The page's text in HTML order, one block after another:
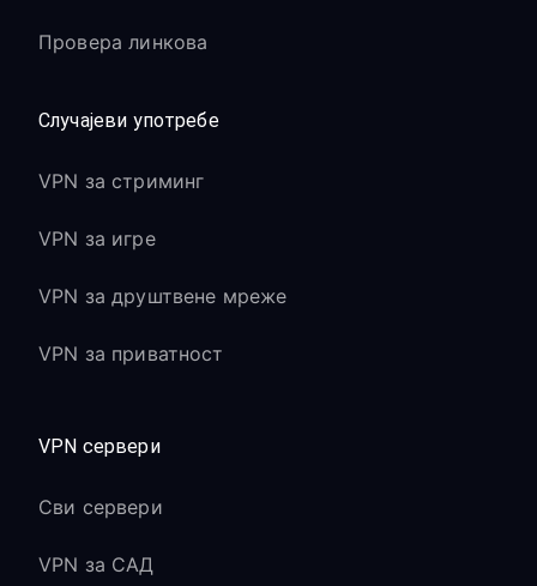
Провера линкова
Случајеви употребе
VPN за стриминг
VPN за игре
VPN за друштвене мреже
VPN за приватност
VPN сервери
Сви сервери
VPN за САД